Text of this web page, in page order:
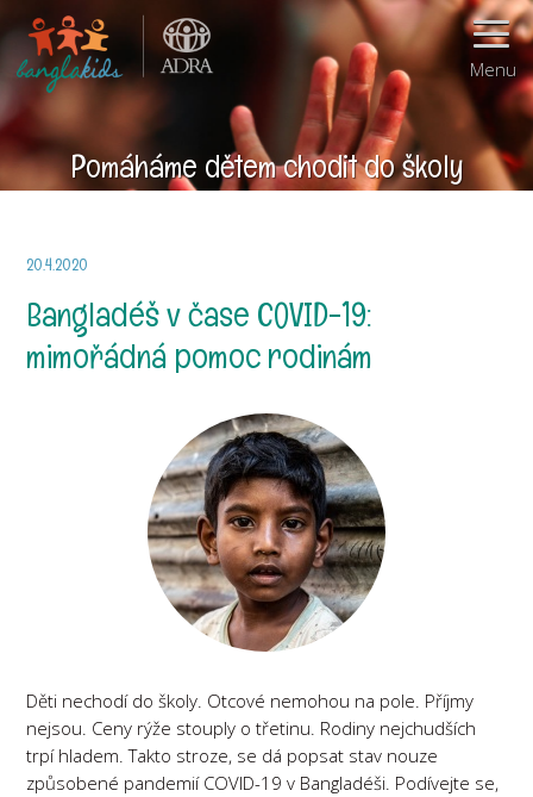
Menu
Pomáháme dětem chodit do školy
20.4.2020
Bangladéš v čase COVID-19:
mimořádná pomoc rodinám
Děti nechodí do školy. Otcové nemohou na pole. Příjmy
nejsou. Ceny rýže stouply o třetinu. Rodiny nejchudších
trpí hladem. Takto stroze, se dá popsat stav nouze
způsobené pandemií COVID-19 v Bangladéši. Podívejte se,